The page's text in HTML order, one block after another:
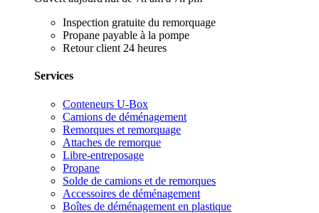
Inspection gratuite du remorquage
Propane payable à la pompe
Retour client 24 heures
Services
Conteneurs U-Box
Camions de déménagement
Remorques et remorquage
Attaches de remorque
Libre-entreposage
Propane
Solde de camions et de remorques
Accessoires de déménagement
Boîtes de déménagement en plastique